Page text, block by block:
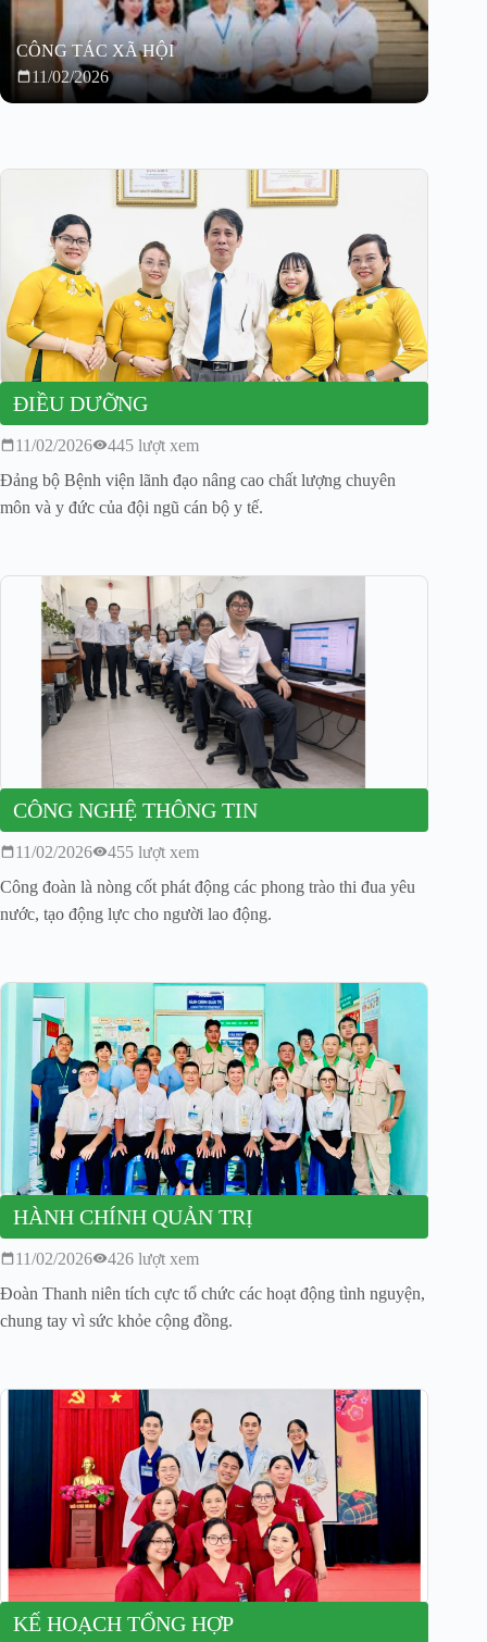
CÔNG TÁC XÃ HỘI
11/02/2026
ĐIỀU DƯỠNG
11/02/2026
445 lượt xem
Đảng bộ Bệnh viện lãnh đạo nâng cao chất lượng chuyên
môn và y đức của đội ngũ cán bộ y tế.
CÔNG NGHỆ THÔNG TIN
11/02/2026
455 lượt xem
Công đoàn là nòng cốt phát động các phong trào thi đua yêu
nước, tạo động lực cho người lao động.
HÀNH CHÍNH QUẢN TRỊ
11/02/2026
426 lượt xem
Đoàn Thanh niên tích cực tổ chức các hoạt động tình nguyện,
chung tay vì sức khỏe cộng đồng.
KẾ HOẠCH TỔNG HỢP